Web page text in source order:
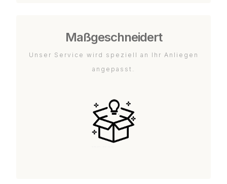
Maßgeschneidert
Unser Service wird speziell an Ihr Anliegen
angepasst.